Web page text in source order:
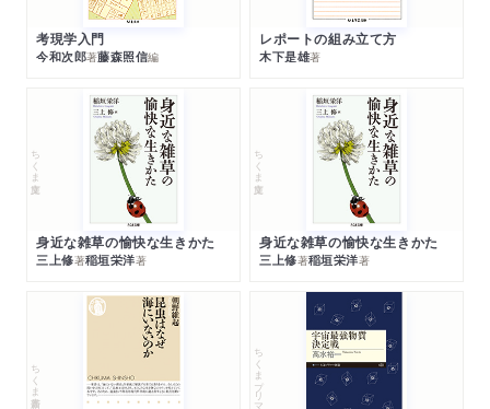
考現学入門
今和次郎著藤森照信編
レポートの組み立て方
木下是雄著
ちくま文庫
身近な雑草の愉快な生きかた
三上修著稲垣栄洋著
ちくま文庫
身近な雑草の愉快な生きかた
三上修著稲垣栄洋著
ちくま新書 ちくまプリマー新書